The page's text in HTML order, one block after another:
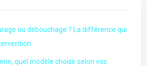
ou débouchage ? La différence qui
quel modèle choisir selon vos